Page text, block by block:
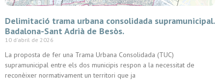
Delimitació trama urbana consolidada supramunicipal.
Badalona-Sant Adrià de Besòs.
10 d'abril de 2026
La proposta de fer una Trama Urbana Consolidada (TUC)
supramunicipal entre els dos municipis respon a la necessitat de
reconèixer normativament un territori que ja